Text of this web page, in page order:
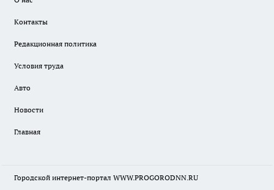
Контакты
Редакционная политика
Условия труда
Авто
Новости
Главная
Городской интернет-портал WWW.PROGORODNN.RU